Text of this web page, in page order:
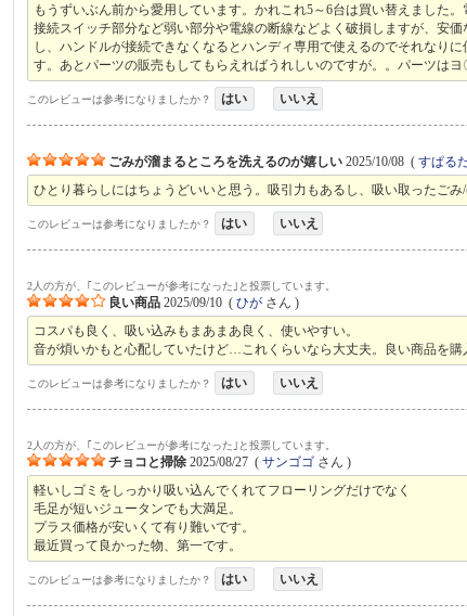
もうずいぶん前から愛用しています。かれこれ5～6台は買い替えました
接続スイッチ部分など弱い部分や電線の断線などよく破損しますが、安
し、ハンドルが接続できなくなるとハンディ専用で使えるのでそれなり
す。あとパーツの販売もしてもらえればうれしいのですが。。パーツは
このレビューは参考になりましたか？ はい いいえ
ごみが溜まるところを洗えるのが嬉しい 2025/10/08 (すぱる
ひとり暮らしにはちょうどいいと思う。吸引力もあるし、吸い取ったご
このレビューは参考になりましたか？ はい いいえ
2人の方が、｢このレビューが参考になった｣と投票しています。
良い商品 2025/09/10 (ひが さん )
コスパも良く、吸い込みもまあまあ良く、使いやすい。
音が煩いかもと心配していたけど…これくらいなら大丈夫。良い商品を購
このレビューは参考になりましたか？ はい いいえ
2人の方が、｢このレビューが参考になった｣と投票しています。
チョコと掃除 2025/08/27 (サンゴゴ さん )
軽いしゴミをしっかり吸い込んでくれてフローリングだけでなく
毛足が短いジュータンでも大満足。
プラス価格が安いくて有り難いです。
最近買って良かった物、第一です。
このレビューは参考になりましたか？ はい いいえ